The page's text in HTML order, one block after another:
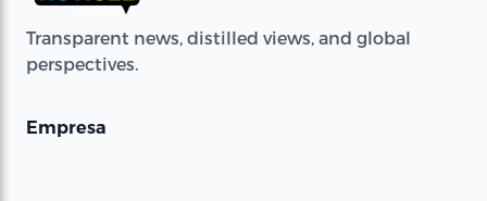
Transparent news, distilled views, and global
perspectives.
Empresa